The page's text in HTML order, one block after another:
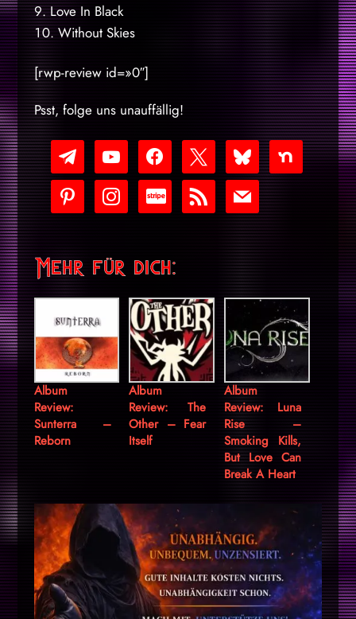
Love In Black
Without Skies
[rwp-review id=»0″]
Psst, folge uns unauffällig!
telegram
youtube-
play
facebook blueskynextdoor
pinterest instagramcc-
stripe
rss mail
Mehr für dich:
Album
Review:
Sunterra –
Reborn
Album
Review: The
Other – Fear
Itself
Album
Review: Luna
Rise –
Smoking Kills,
But Love Can
Break A Heart